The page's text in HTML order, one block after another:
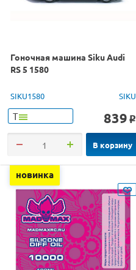
Гоночная машина Siku Audi
RS 5 1580
SIKU1580 SIKU
Т 839 o
В корзину
новинка